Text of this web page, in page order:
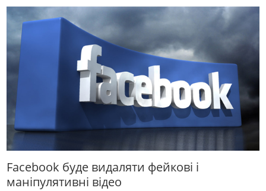
Facebook буде видаляти фейкові і
маніпулятивні відео